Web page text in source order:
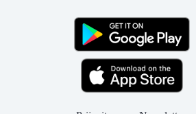
Prijavite se na Newsletter: